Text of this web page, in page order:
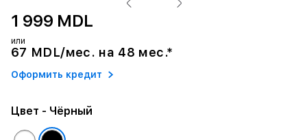
1 999 MDL
или
67 MDL/мес. на 48 мес.*
Оформить кредит
Цвет - Чёрный